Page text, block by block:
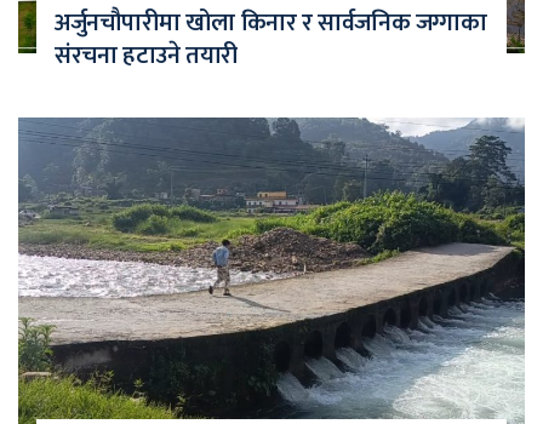
अर्जुनचौपारीमा खोला किनार र सार्वजनिक जग्गाका
संरचना हटाउने तयारी